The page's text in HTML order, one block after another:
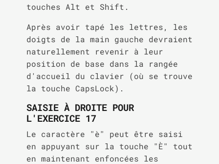
touches Alt et Shift.
Après avoir tapé les lettres, les
doigts de la main gauche devraient
naturellement revenir à leur
position de base dans la rangée
d'accueil du clavier (où se trouve
la touche CapsLock).
SAISIE À DROITE POUR
L'EXERCICE 17
Le caractère "è" peut être saisi
en appuyant sur la touche "È" tout
en maintenant enfoncées les